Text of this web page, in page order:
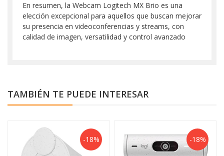
En resumen, la Webcam Logitech MX Brio es una
elección excepcional para aquellos que buscan mejorar
su presencia en videoconferencias y streams, con
calidad de imagen, versatilidad y control avanzado
TAMBIÉN TE PUEDE INTERESAR
-18% -18%